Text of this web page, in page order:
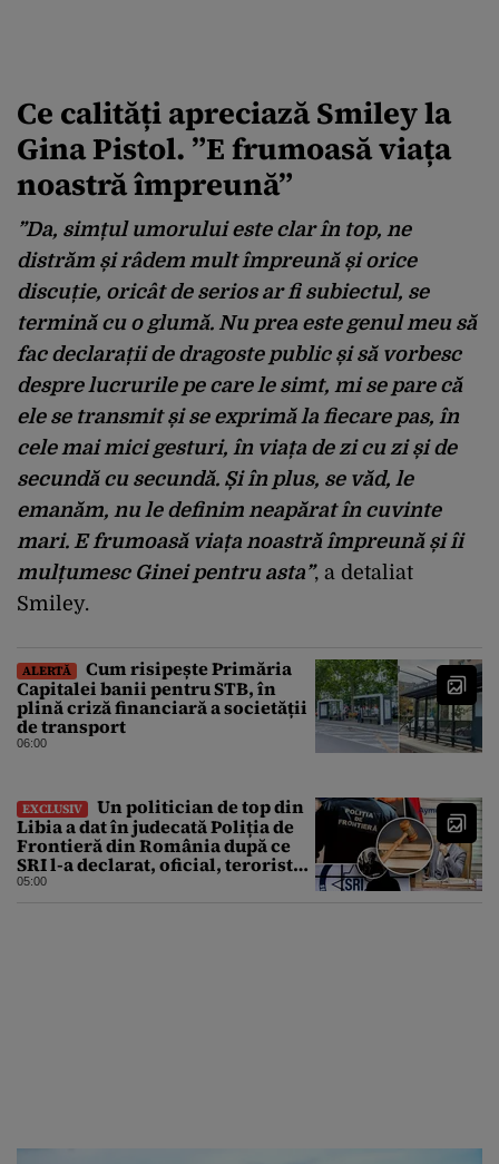
Ce calități apreciază Smiley la
Gina Pistol. ”E frumoasă viața
noastră împreună”
”Da, simțul umorului este clar în top, ne
distrăm și râdem mult împreună și orice
discuție, oricât de serios ar fi subiectul, se
termină cu o glumă. Nu prea este genul meu să
fac declarații de dragoste public și să vorbesc
despre lucrurile pe care le simt, mi se pare că
ele se transmit și se exprimă la fiecare pas, în
cele mai mici gesturi, în viața de zi cu zi și de
secundă cu secundă. Și în plus, se văd, le
emanăm, nu le definim neapărat în cuvinte
mari. E frumoasă viața noastră împreună și îi
mulțumesc Ginei pentru asta”, a detaliat
Smiley.
ALERTĂ
Cum risipește Primăria
Capitalei banii pentru STB, în
plină criză financiară a societății
de transport
06:00
EXCLUSIV
Un politician de top din
Libia a dat în judecată Poliția de
Frontieră din România după ce
SRI l-a declarat, oficial, terorist
ISIS
05:00